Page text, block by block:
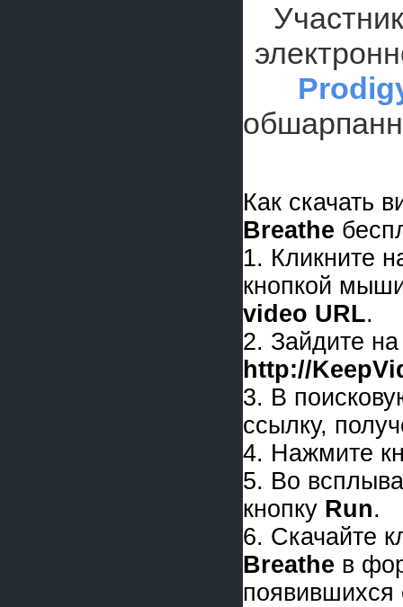
Как скачать
Breathe
1. Кликните
кнопкой
video URL.
2. Зайдите на
http://
3. В
ссылку,
4. Нажмите
5. Во
кнопку Run.
6. Скачайте
Breathe в
появившихся